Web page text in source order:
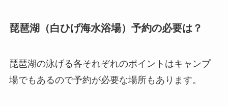
琵琶湖（白ひげ海水浴場）予約の必要は？
琵琶湖の泳げる各それぞれのポイントはキャンプ
場でもあるので予約が必要な場所もあります。